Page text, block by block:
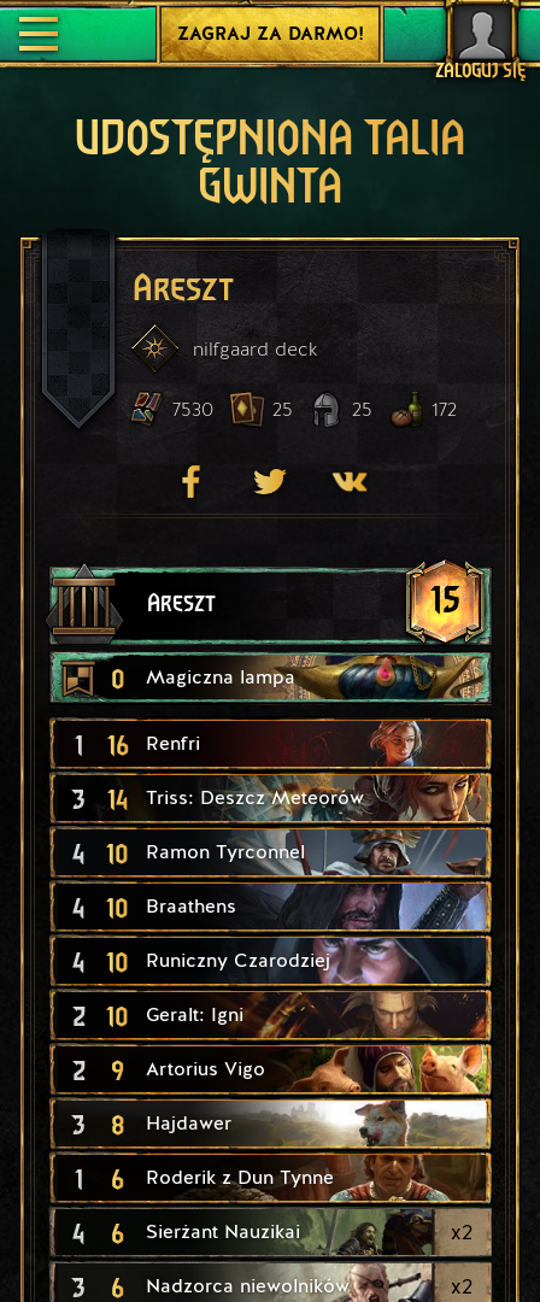
ZALOGUJ SIĘ
ZAGRAJ ZA DARMO!
UDOSTĘPNIONA TALIA
GWINTA
Areszt
nilfgaard deck
7530 25 25 172
Areszt 15
0 Magiczna lampa
1 16 Renfri
3 14 Triss: Deszcz Meteorów
4 10 Ramon Tyrconnel
4 10 Braathens
4 10 Runiczny Czarodziej
2 10 Geralt: Igni
2 9 Artorius Vigo
3 8 Hajdawer
1 6 Roderik z Dun Tynne
4 6 Sierżant Nauzikai x2
3 6 Nadzorca niewolników x2